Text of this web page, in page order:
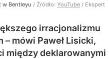
w Bentleyu / Źródło: YouTube / Ekspert
irracjonalizmu
mówi Paweł Lisicki,
między deklarowanymi